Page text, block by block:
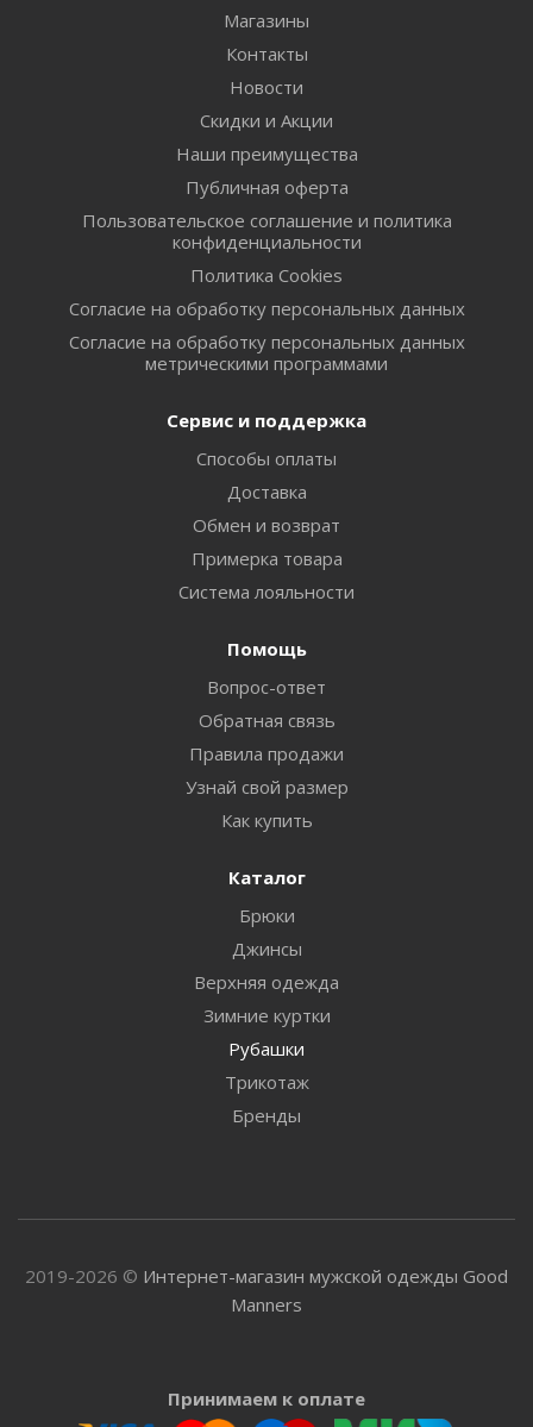
Магазины
Контакты
Новости
Скидки и Акции
Наши преимущества
Публичная оферта
Пользовательское соглашение и политика
конфиденциальности
Политика Cookies
Согласие на обработку персональных данных
Согласие на обработку персональных данных
метрическими программами
Сервис и поддержка
Способы оплаты
Доставка
Обмен и возврат
Примерка товара
Система лояльности
Помощь
Вопрос-ответ
Обратная связь
Правила продажи
Узнай свой размер
Как купить
Каталог
Брюки
Джинсы
Верхняя одежда
Зимние куртки
Рубашки
Трикотаж
Бренды
2019-2026 © Интернет-магазин мужской одежды Good
Manners
Принимаем к оплате